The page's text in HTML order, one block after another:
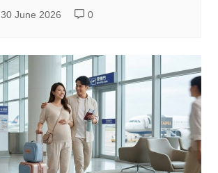
30 June 2026 0